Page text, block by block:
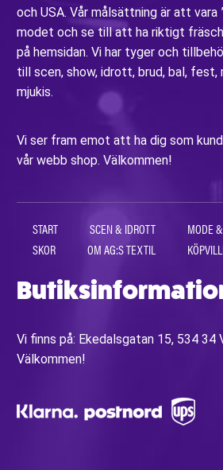
och USA. Vår målsättning är att vara
modet och se till att ha riktigt
på hemsidan. Vi har tyger och
till scen, show, idrott, brud, bal, fest,
mjukis.
Vi ser fram emot att ha dig som
vår webb shop. Välkommen!
START SCEN & IDROTT MODE
SKOR
OM AG:S TEXTIL
Vi finns på: Ekedalsgatan 15, 534 34
Välkommen!